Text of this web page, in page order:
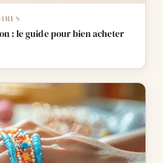
: le guide pour bien acheter